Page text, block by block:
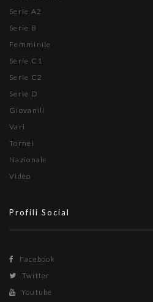
Serie A2
Serie B
Femminile
Serie C1
Serie C2
Serie D
Giovanili
Vari
Tornei
Nazionale
Video
Profili Social
Facebook
Twitter
Youtube